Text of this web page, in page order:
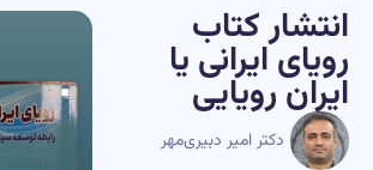
انتشار کتاب
رویای ایرانی یا
ایران رویایی
دکتر امیر دبیری‌مهر